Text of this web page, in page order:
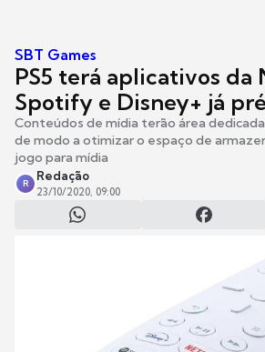
SBT Games
PS5 terá aplicativos da
Spotify e Disney+ já
Conteúdos de mídia terão área
de modo a otimizar o espaço de
jogo para mídia
R
Redação
23/10/2020, 09:00